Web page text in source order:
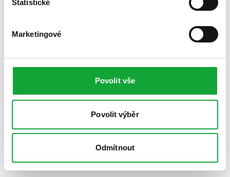
Statistické
Marketingové
Povolit vše
Povolit výběr
Odmítnout